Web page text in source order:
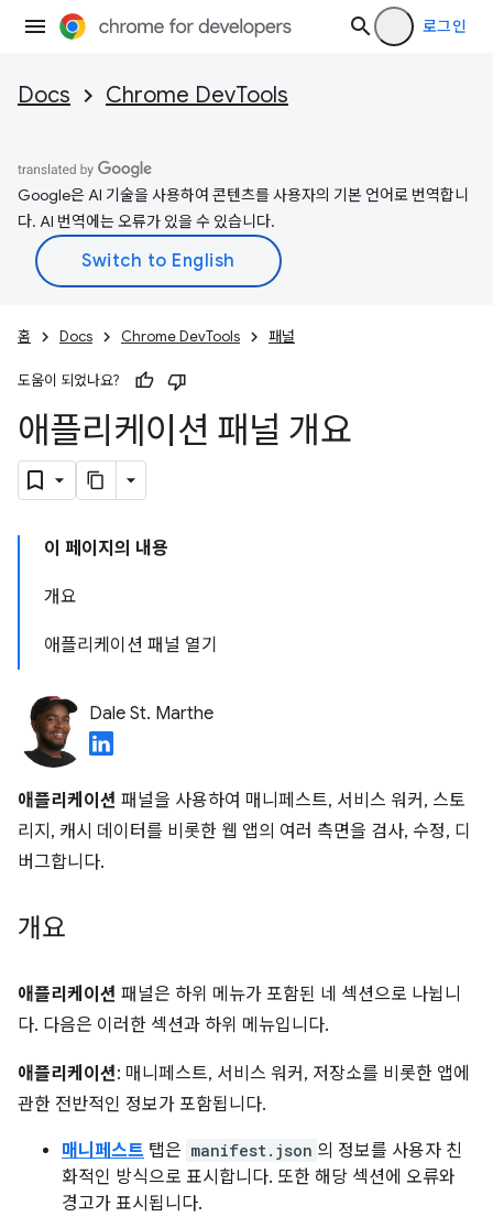
로그인
Docs Chrome DevTools
Google은 AI 기술을 사용하여 콘텐츠를 사용자의 기본 언어로 번역합니
다. AI 번역에는 오류가 있을 수 있습니다.
홈 Docs Chrome DevTools 패널
도움이 되었나요?
애플리케이션 패널 개요
이 페이지의 내용
개요
애플리케이션 패널 열기
Dale St. Marthe
애플리케이션 패널을 사용하여 매니페스트, 서비스 워커, 스토
리지, 캐시 데이터를 비롯한 웹 앱의 여러 측면을 검사, 수정, 디
버그합니다.
개요
애플리케이션 패널은 하위 메뉴가 포함된 네 섹션으로 나뉩니
다. 다음은 이러한 섹션과 하위 메뉴입니다.
애플리케이션: 매니페스트, 서비스 워커, 저장소를 비롯한 앱에
관한 전반적인 정보가 포함됩니다.
매니페스트 탭은 manifest.json 의 정보를 사용자 친
화적인 방식으로 표시합니다. 또한 해당 섹션에 오류와
경고가 표시됩니다.